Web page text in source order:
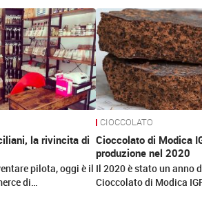
la rivincita di
pilota, oggi è il
di…
CIOCCOLATO
Cioccolato di Modica
produzione nel 2020
Il 2020 è stato un anno
Cioccolato di Modica